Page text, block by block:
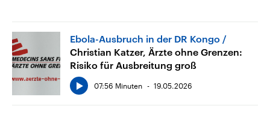
Ebola-Ausbruch in der DR Kongo
Christian Katzer, Ärzte ohne Grenzen:
Risiko für Ausbreitung groß
07:56 Minuten 19.05.2026